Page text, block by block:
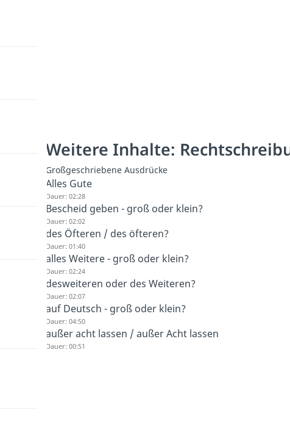
Weitere Inhalte:
Großgeschriebene Ausdrücke
Alles Gute
Dauer: 02:28
Bescheid geben - groß oder klein?
Dauer: 02:02
des Öfteren / des öfteren?
Dauer: 01:40
alles Weitere - groß oder klein?
Dauer: 02:24
desweiteren oder des Weiteren?
Dauer: 02:07
auf Deutsch - groß oder klein?
Dauer: 04:50
außer acht lassen / außer Acht lassen
Dauer: 00:51